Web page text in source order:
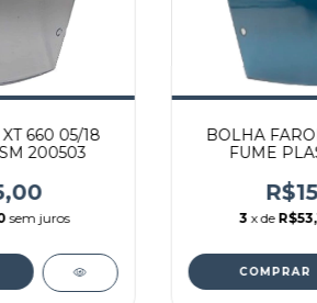
660 05/18
200503
sem juros
BOLHA
FUME
3 x de